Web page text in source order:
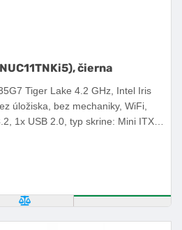
čierna
Tiger Lake 4.2 GHz, Intel Iris
úložiska, bez mechaniky, WiFi,
1x USB 2.0, typ skrine: Mini ITX,
POROVNAŤ PRODUKT